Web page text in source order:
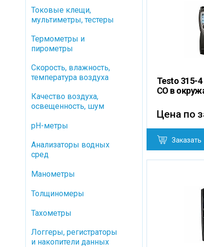
Testo 315-
CO в
Цена по
Заказать
Токовые клещи,
мультиметры, тестеры
Термометры и
пирометры
Скорость, влажность,
температура воздуха
Качество воздуха,
освещенность, шум
pH-метры
Анализаторы водных
сред
Манометры
Толщиномеры
Тахометры
Логгеры, регистраторы
и накопители данных